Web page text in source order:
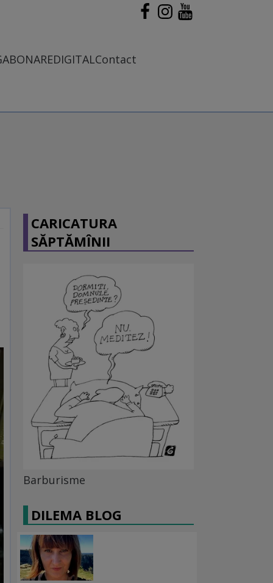
ABONAREDIGITALContact
CARICATURA
SĂPTĂMÎNII
Barburisme
DILEMA BLOG